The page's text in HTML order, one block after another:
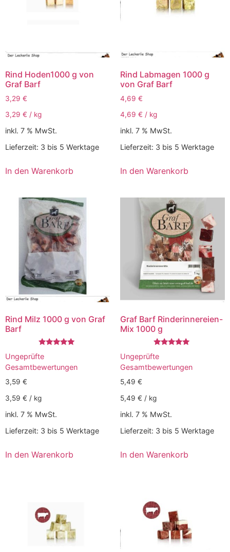
Rind Hoden1000 g von
Graf Barf
3,29 €
3,29 € / kg
inkl. 7 % MwSt.
Lieferzeit: 3 bis 5 Werktage
In den Warenkorb
Rind Labmagen 1000 g
von Graf Barf
4,69 €
4,69 € / kg
inkl. 7 % MwSt.
Lieferzeit: 3 bis 5 Werktage
In den Warenkorb
Rind Milz 1000 g von Graf
Barf
mit
5.00
von 5
Ungeprüfte
Gesamtbewertungen
3,59 €
3,59 € / kg
inkl. 7 % MwSt.
Lieferzeit: 3 bis 5 Werktage
In den Warenkorb
Graf Barf Rinderinnereien-
Mix 1000 g
mit
5.00
von 5
Ungeprüfte
Gesamtbewertungen
5,49 €
5,49 € / kg
inkl. 7 % MwSt.
Lieferzeit: 3 bis 5 Werktage
In den Warenkorb